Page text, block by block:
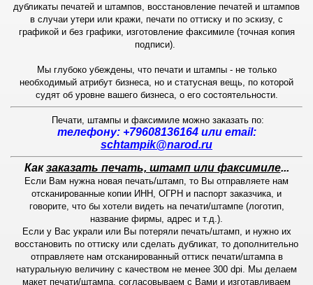
дубликаты печатей и штампов, восстановление печатей и штампов
в случаи утери или кражи, печати по оттиску и по эскизу, с
графикой и без графики, изготовление факсимиле (точная копия
подписи).
Мы глубоко убеждены, что печати и штампы - не только
необходимый атрибут бизнеса, но и статусная вещь, по которой
судят об уровне вашего бизнеса, о его состоятельности.
Печати, штампы и факсимиле можно заказать по:
телефону: +79608136164 или email:
schtampik@narod.ru
Какзаказать печать, штамп или факсимиле...
Если Вам нужна новая печать/штамп, то Вы отправляете нам
отсканированные копии ИНН, ОГРН и паспорт заказчика, и
говорите, что бы хотели видеть на печати/штампе (логотип,
название фирмы, адрес и т.д.).
Если у Вас украли или Вы потеряли печать/штамп, и нужно их
восстановить по оттиску или сделать дубликат, то дополнительно
отправляете нам отсканированный оттиск печати/штампа в
натуральную величину с качеством не менее 300 dpi. Мы делаем
макет печати/штампа, согласовываем с Вами и изготавливаем